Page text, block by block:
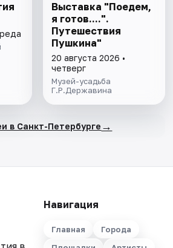
Выставка "Поедем,
я готов....".
Путешествия
Пушкина"
20 августа 2026 •
четверг
Музей-усадьба
Г.Р.Державина
в Санкт-Петербурге →
Навигация
Главная
Города